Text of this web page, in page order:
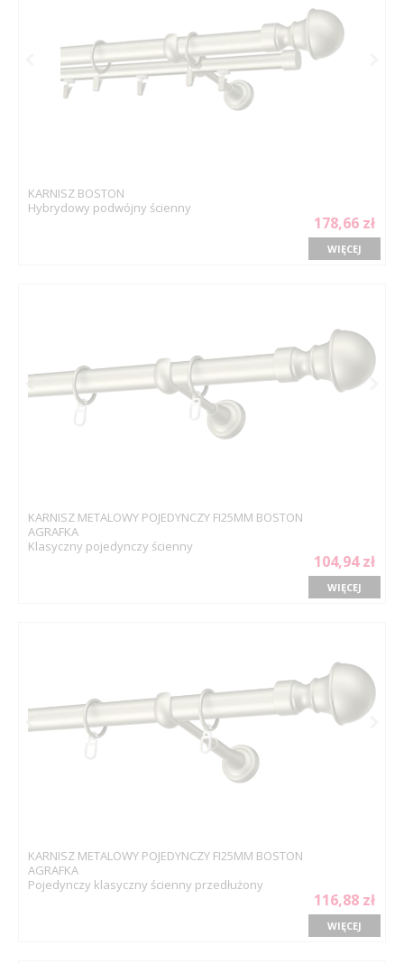
KARNISZ BOSTON
Hybrydowy podwójny ścienny
178,66 zł
WIĘCEJ
KARNISZ METALOWY POJEDYNCZY FI25MM BOSTON
AGRAFKA
Klasyczny pojedynczy ścienny
104,94 zł
WIĘCEJ
KARNISZ METALOWY POJEDYNCZY FI25MM BOSTON
AGRAFKA
Pojedynczy klasyczny ścienny przedłużony
116,88 zł
WIĘCEJ